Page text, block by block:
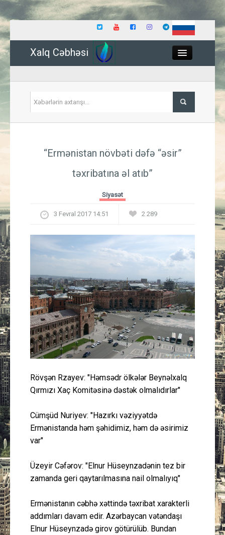
Xalq Cəbhəsi
İqtisadiyyat
Güney Azərbaycan
Mədəniyyət
Müsahibə
İdman
Layihə
Cəmiyyət
Peşə etikası
“Ermənistan növbəti dəfə “əsir”
təxribatına əl atıb”
Siyasət
3 Fevral 2017 14:51 2 289
Rövşən Rzayev: "Həmsədr ölkələr Beynəlxalq
Qırmızı Xaç Komitəsinə dəstək olmalıdırlar"
Cümşüd Nuriyev: "Hazırkı vəziyyətdə
Ermənistanda həm şəhidimiz, həm də əsirimiz
var"
Üzeyir Cəfərov: "Elnur Hüseynzadənin tez bir
zamanda geri qaytarılmasına nail olmalıyıq"
Ermənistanın cəbhə xəttində təxribat xarakterli
addımları davam edir. Azərbaycan vətəndaşı
Elnur Hüseynzadə girov götürülüb. Bundan